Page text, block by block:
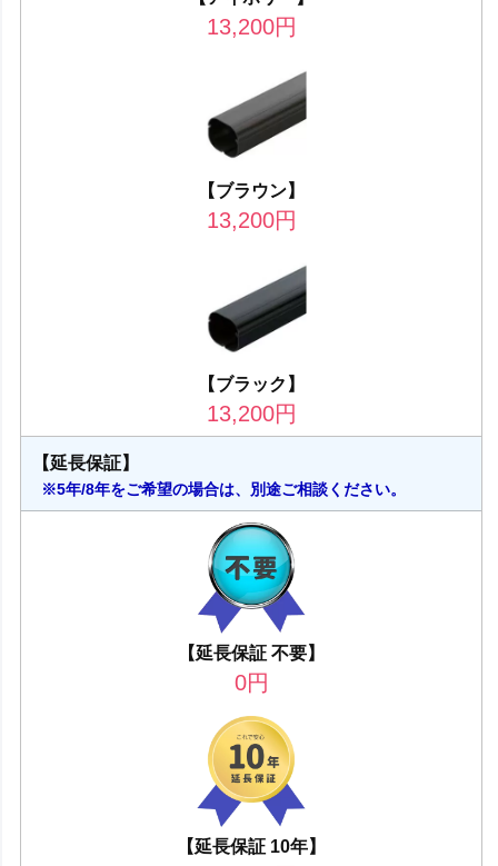
13,200円
【ブラウン】
13,200円
【ブラック】
13,200円
【延長保証】
※5年/8年をご希望の場合は、別途ご相談ください。
【延長保証 不要】
0円
【延長保証 10年】